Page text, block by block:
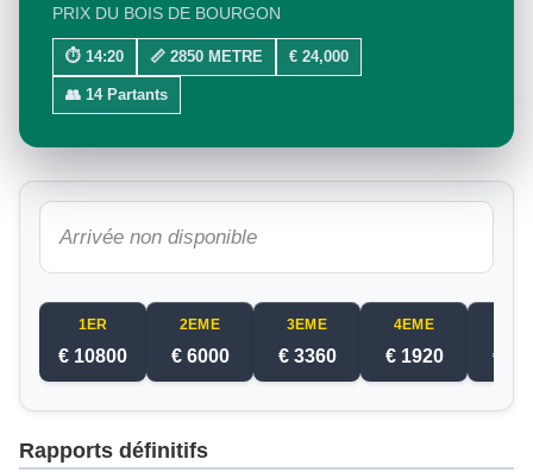
PRIX DU BOIS DE BOURGON
⏱ 14:20 📏 2850 METRE € 24,000
👥 14 Partants
Arrivée non disponible
1ER
€ 10800
2EME
€ 6000
3EME
€ 3360
4EME
€ 1920 €
Rapports définitifs